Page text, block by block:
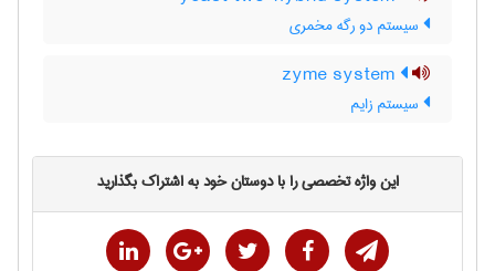
سیستم دو رگه مخمری
سیستم زایم
این واژه تخصصی را با دوستان خود به اشتراک بگذارید